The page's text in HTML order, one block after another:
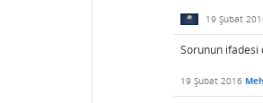
19 Şubat
Sorunun ifadesi
19 Şubat 2016